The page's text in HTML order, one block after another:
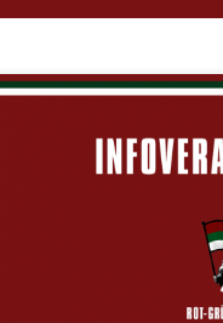
über rechtliche Grundlagen.